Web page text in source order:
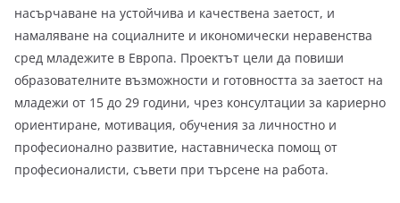
насърчаване на устойчива и качествена заетост, и
намаляване на социалните и икономически неравенства
сред младежите в Европа. Проектът цели да повиши
образователните възможности и готовността за заетост на
младежи от 15 до 29 години, чрез консултации за кариерно
ориентиране, мотивация, обучения за личностно и
професионално развитие, наставническа помощ от
професионалисти, съвети при търсене на работа.